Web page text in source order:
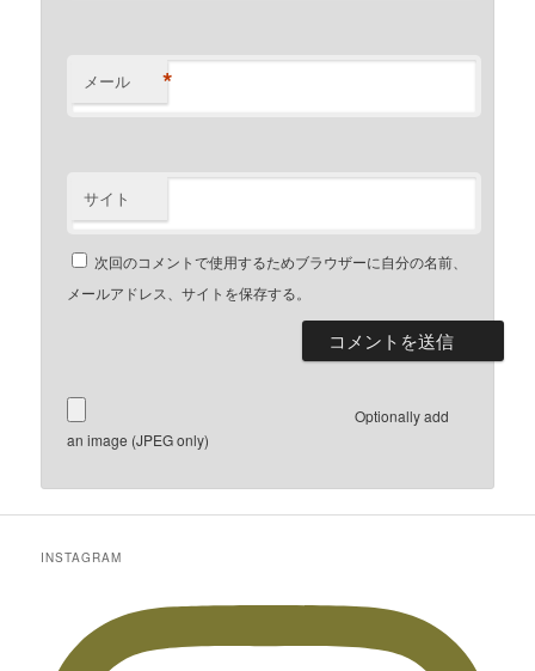
メール *
サイト
次回のコメントで使用するためブラウザーに自分の名前、
メールアドレス、サイトを保存する。
Optionally add
an image (JPEG only)
INSTAGRAM